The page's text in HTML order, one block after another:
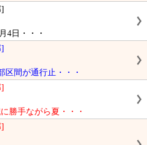
4日・・・
区間が通行止・・・
勝手ながら夏・・・